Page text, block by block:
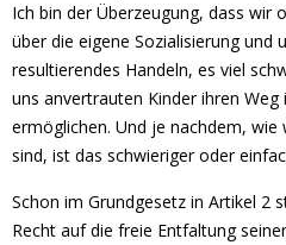
Ich bin der Überzeugung, dass wir
über die eigene Sozialisierung und
resultierendes Handeln, es viel
uns anvertrauten Kinder ihren Weg
ermöglichen. Und je nachdem, wie
sind, ist das schwieriger oder
Schon im Grundgesetz in Artikel 2
Recht auf die freie Entfaltung